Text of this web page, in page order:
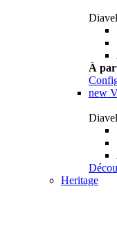
À
new
Heritage